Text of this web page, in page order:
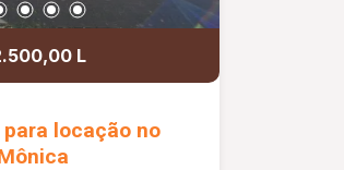
L
locação no